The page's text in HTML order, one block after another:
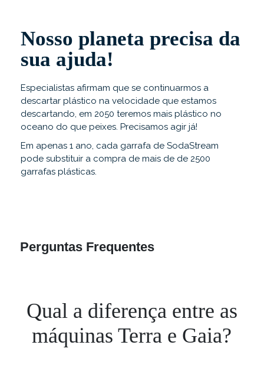
Nosso planeta precisa da
sua ajuda!
Especialistas afirmam que se continuarmos a
descartar plástico na velocidade que estamos
descartando, em 2050 teremos mais plástico no
oceano do que peixes. Precisamos agir já!
Em apenas 1 ano, cada garrafa de SodaStream
pode substituir a compra de mais de de 2500
garrafas plásticas.
Perguntas Frequentes
Qual a diferença entre as
máquinas Terra e Gaia?